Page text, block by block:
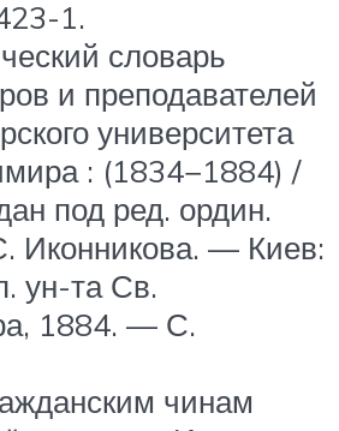
1.
словарь
и преподавателей
университета
: (1834−1884) /
под ред. ордин.
Иконникова. — Киев:
ун-та Св.
1884. — С.
чинам